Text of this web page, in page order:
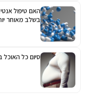
האם טיפול
בשלב מאוחר
סיום כל האוכל